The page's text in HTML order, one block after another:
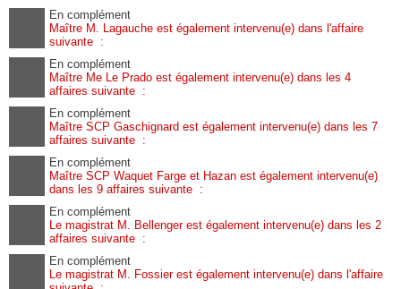
En complément
Maître M. Lagauche est également intervenu(e) dans l'affaire
suivante :
En complément
Maître Me Le Prado est également intervenu(e) dans les 4
affaires suivante :
En complément
Maître SCP Gaschignard est également intervenu(e) dans les 7
affaires suivante :
En complément
Maître SCP Waquet Farge et Hazan est également intervenu(e)
dans les 9 affaires suivante :
En complément
Le magistrat M. Bellenger est également intervenu(e) dans les 2
affaires suivante :
En complément
Le magistrat M. Fossier est également intervenu(e) dans l'affaire